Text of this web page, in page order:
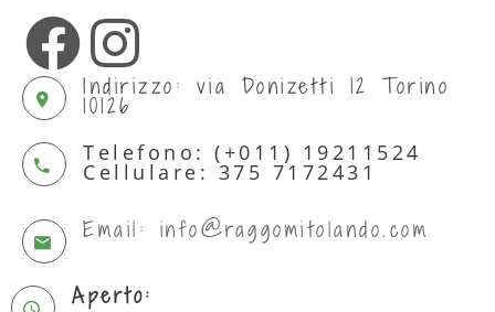
Indirizzo: via Donizetti 12 Torino
10126
Telefono: (+011) 19211524
Cellulare: 375 7172431
Email: info@raggomitolando.com
Aperto: